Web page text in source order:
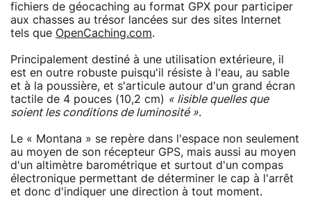
fichiers de géocaching au format GPX pour participer
aux chasses au trésor lancées sur des sites Internet
tels que OpenCaching.com.
Principalement destiné à une utilisation extérieure, il
est en outre robuste puisqu'il résiste à l'eau, au sable
et à la poussière, et s'articule autour d'un grand écran
tactile de 4 pouces (10,2 cm) « lisible quelles que
soient les conditions de luminosité ».
Le « Montana » se repère dans l'espace non seulement
au moyen de son récepteur GPS, mais aussi au moyen
d'un altimètre barométrique et surtout d'un compas
électronique permettant de déterminer le cap à l'arrêt
et donc d'indiquer une direction à tout moment.